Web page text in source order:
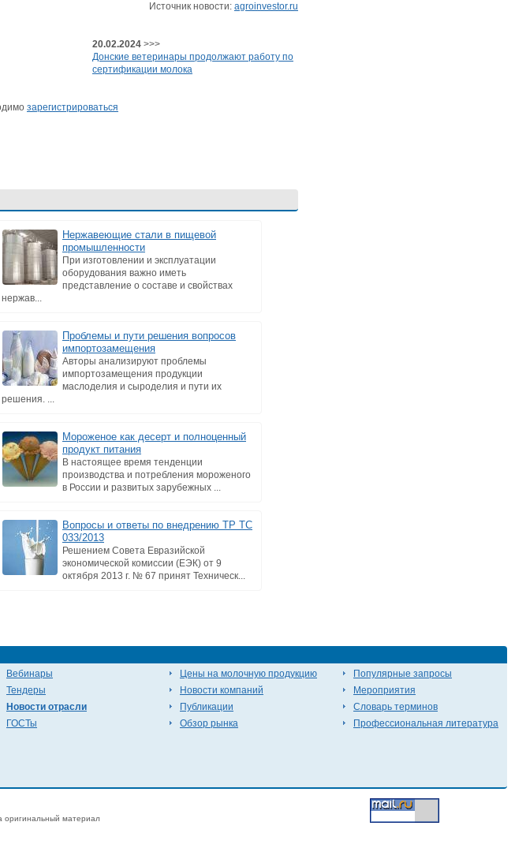
Источник новости: agroinvestor.ru
20.02.2024 >>>
Донские ветеринары продолжают работу по
сертификации молока
зарегистрироваться
Нержавеющие стали в пищевой
промышленности
При изготовлении и эксплуатации
оборудования важно иметь
представление о составе и свойствах
нержав...
Проблемы и пути решения вопросов
импортозамещения
Авторы анализируют проблемы
импортозамещения продукции
маслоделия и сыроделия и пути их
решения. ...
Мороженое как десерт и полноценный
продукт питания
В настоящее время тенденции
производства и потребления мороженого
в России и развитых зарубежных ...
Вопросы и ответы по внедрению ТР ТС
033/2013
Решением Совета Евразийской
экономической комиссии (ЕЭК) от 9
октября 2013 г. № 67 принят Техническ...
Вебинары
Тендеры
Новости отрасли
ГОСТы
Цены на молочную продукцию
Новости компаний
Публикации
Обзор рынка
Популярные запросы
Мероприятия
Словарь терминов
Профессиональная литература
оригинальный материал